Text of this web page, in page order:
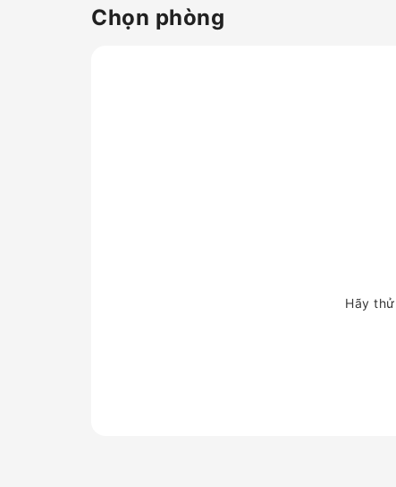
trí ngay trong phòng như phát
video trong phòng, báo hằng
Chọn phòng
Hãy